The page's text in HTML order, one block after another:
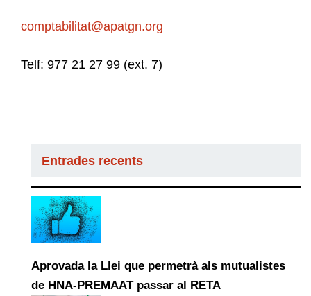
comptabilitat@apatgn.org
Telf: 977 21 27 99 (ext. 7)
Entrades recents
Aprovada la Llei que permetrà als mutualistes
de HNA-PREMAAT passar al RETA